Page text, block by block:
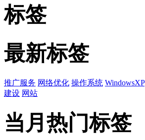
标签
最新标签
推广服务 网络优化 操作系统 WindowsXP
建设 网站
当月热门标签